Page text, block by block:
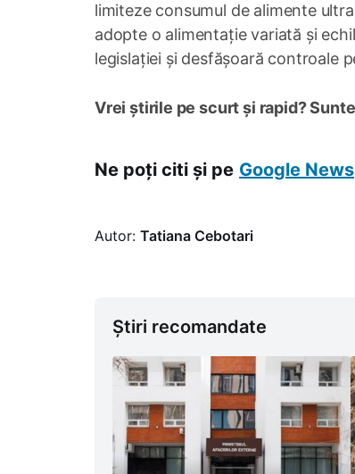
limiteze consumul de alimente
adopte o alimentație variată și
legislației și desfășoară controale
Vrei știrile pe scurt și rapid?
Ne poți citi și pe Google News
Autor: Tatiana Cebotari
Știri recomandate